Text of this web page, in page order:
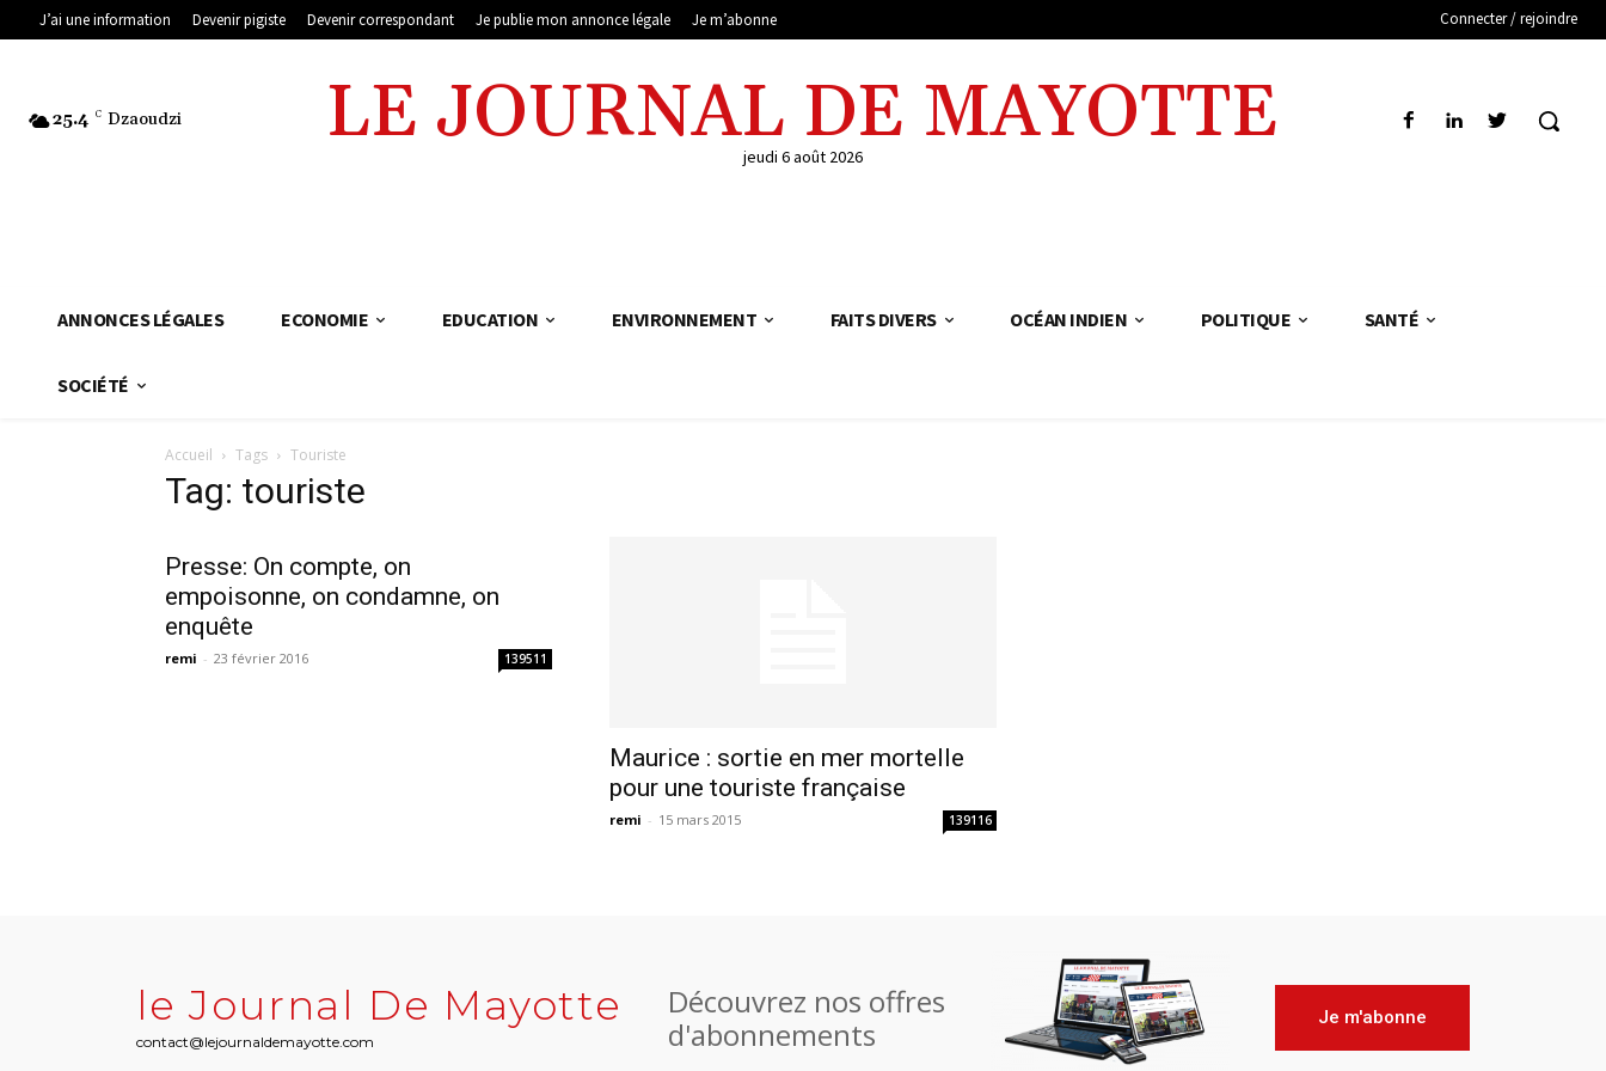
J’ai une information Devenir pigiste Devenir correspondant Je publie mon annonce légale Je m’abonne Connecter / rejoindre
25.4 C Dzaoudzi LE JOURNAL DE MAYOTTE
jeudi 6 août 2026
ANNONCES LÉGALES ECONOMIE EDUCATION ENVIRONNEMENT FAITS DIVERS OCÉAN INDIEN POLITIQUE SANTÉ
SOCIÉTÉ
Accueil Tags Touriste
Tag: touriste
Presse: On compte, on
empoisonne, on condamne, on
enquête
remi - 23 février 2016 139511
Maurice : sortie en mer mortelle
pour une touriste française
remi - 15 mars 2015 139116
le Journal De Mayotte
contact@lejournaldemayotte.com
Découvrez nos offres
d'abonnements
Je m'abonne